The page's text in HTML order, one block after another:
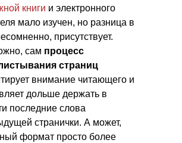
книги и электронного
мало изучен, но разница в
присутствует.
сам процесс
страниц
внимание читающего и
дольше держать в
последние слова
странички. А может,
формат просто более